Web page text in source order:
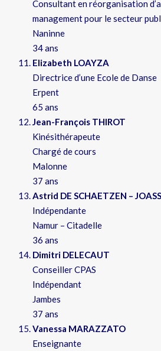
Consultant en réorganisation
management pour le secteur
Naninne
34 ans
Elizabeth LOAYZA
Directrice d’une Ecole de Danse
Erpent
65 ans
Jean-François THIROT
Kinésithérapeute
Chargé de cours
Malonne
37 ans
Astrid DE SCHAETZEN –
Indépendante
Namur – Citadelle
36 ans
Dimitri DELECAUT
Conseiller CPAS
Indépendant
Jambes
37 ans
Vanessa MARAZZATO
Enseignante